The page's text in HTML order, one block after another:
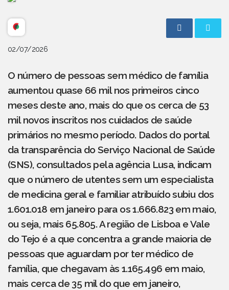
02/07/2026
O número de pessoas sem médico de família
aumentou quase 66 mil nos primeiros cinco
meses deste ano, mais do que os cerca de 53
mil novos inscritos nos cuidados de saúde
primários no mesmo período. Dados do portal
da transparência do Serviço Nacional de Saúde
(SNS), consultados pela agência Lusa, indicam
que o número de utentes sem um especialista
de medicina geral e familiar atribuído subiu dos
1.601.018 em janeiro para os 1.666.823 em maio,
ou seja, mais 65.805. A região de Lisboa e Vale
do Tejo é a que concentra a grande maioria de
pessoas que aguardam por ter médico de
família, que chegavam às 1.165.496 em maio,
mais cerca de 35 mil do que em janeiro,